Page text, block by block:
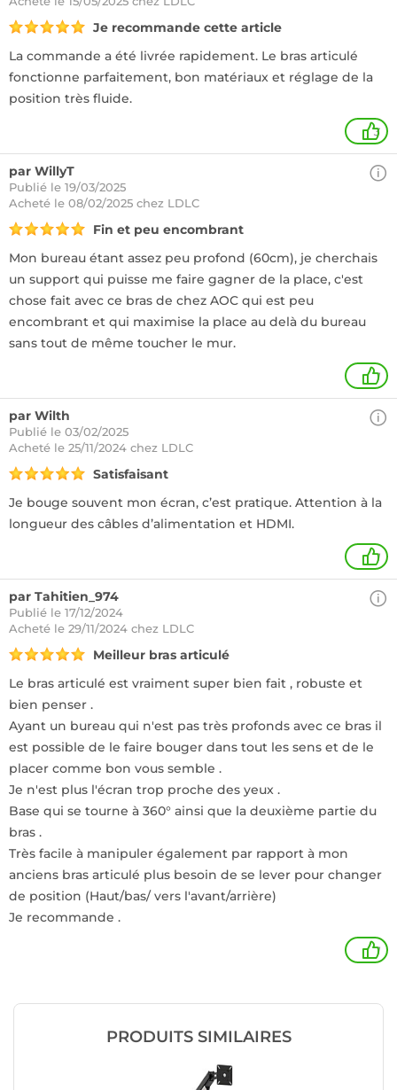
Je recommande cette article
La commande a été livrée rapidement. Le bras articulé
fonctionne parfaitement, bon matériaux et réglage de la
position très fluide.
3
par WillyT
Publié le 19/03/2025
Acheté le 08/02/2025 chez LDLC
Fin et peu encombrant
Mon bureau étant assez peu profond (60cm), je cherchais
un support qui puisse me faire gagner de la place, c'est
chose fait avec ce bras de chez AOC qui est peu
encombrant et qui maximise la place au delà du bureau
sans tout de même toucher le mur.
1
par Wilth
Publié le 03/02/2025
Acheté le 25/11/2024 chez LDLC
Satisfaisant
Je bouge souvent mon écran, c’est pratique. Attention à la
longueur des câbles d’alimentation et HDMI.
1
par Tahitien_974
Publié le 17/12/2024
Acheté le 29/11/2024 chez LDLC
Meilleur bras articulé
Le bras articulé est vraiment super bien fait , robuste et
bien penser .
Ayant un bureau qui n'est pas très profonds avec ce bras il
est possible de le faire bouger dans tout les sens et de le
placer comme bon vous semble .
Je n'est plus l'écran trop proche des yeux .
Base qui se tourne à 360° ainsi que la deuxième partie du
bras .
Très facile à manipuler également par rapport à mon
anciens bras articulé plus besoin de se lever pour changer
de position (Haut/bas/ vers l'avant/arrière)
Je recommande .
1
PRODUITS SIMILAIRES